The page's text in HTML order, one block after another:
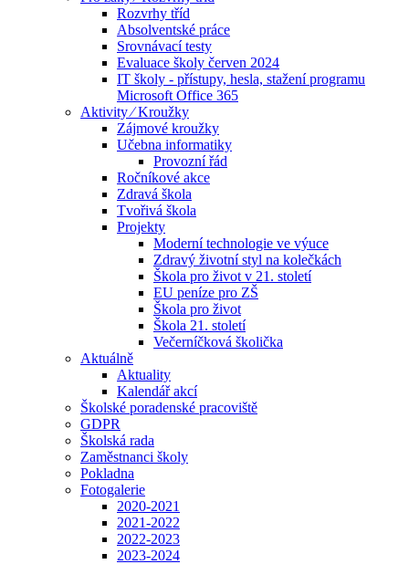
Rozvrhy tříd
Absolventské práce
Srovnávací testy
Evaluace školy červen 2024
IT školy - přístupy, hesla, stažení programu
Microsoft Office 365
Aktivity ⁄ Kroužky
Zájmové kroužky
Učebna informatiky
Provozní řád
Ročníkové akce
Zdravá škola
Tvořivá škola
Projekty
Moderní technologie ve výuce
Zdravý životní styl na kolečkách
Škola pro život v 21. století
EU peníze pro ZŠ
Škola pro život
Škola 21. století
Večerníčková školička
Aktuálně
Aktuality
Kalendář akcí
Školské poradenské pracoviště
GDPR
Školská rada
Zaměstnanci školy
Pokladna
Fotogalerie
2020-2021
2021-2022
2022-2023
2023-2024